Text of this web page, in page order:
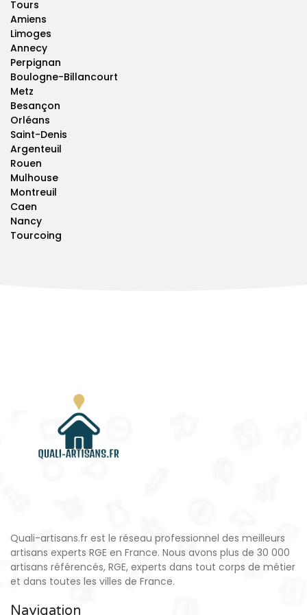
Tours
Amiens
Limoges
Annecy
Perpignan
Boulogne-Billancourt
Metz
Besançon
Orléans
Saint-Denis
Argenteuil
Rouen
Mulhouse
Montreuil
Caen
Nancy
Tourcoing
Quali-artisans.fr est le réseau professionnel des meilleurs
artisans experts RGE en France. Nous avons plus de 30 000
artisans référencés, RGE, experts dans tout corps de métier
et dans toutes les villes de France.
Navigation